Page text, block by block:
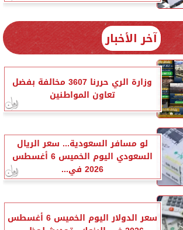
آخر الأخبار
وزارة الري حررنا 3607 مخالفة بفضل
تعاون المواطنين
لو مسافر السعودية... سعر الريال
السعودي اليوم الخميس 6 أغسطس
2026 في...
سعر الدولار اليوم الخميس 6 أغسطس